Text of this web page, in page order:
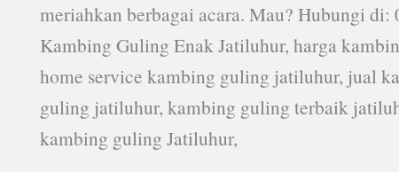
meriahkan berbagai acara. Mau? Hubungi
Kambing Guling Enak Jatiluhur, harga
home service kambing guling jatiluhur, jual
guling jatiluhur, kambing guling terbaik
kambing guling Jatiluhur,